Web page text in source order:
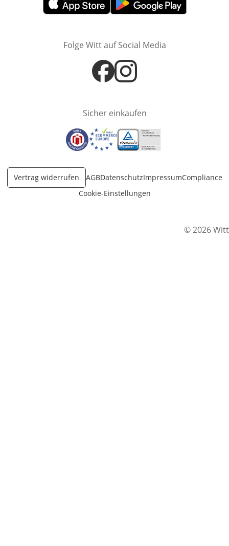
Öffnet in neuem FensterÖffnet in neuem Fenster
Folge Witt auf Social Media
Öffnet in neuem Fenster
Öffnet in neuem Fenster
Sicher einkaufen
Öffnet in neuem Fenster
Öffnet in neuem Fenster
Öffnet in neuem Fenster
Vertrag widerrufen AGBDatenschutzImpressumCompliance
Cookie-Einstellungen
© 2026 Witt